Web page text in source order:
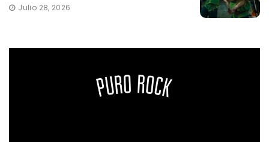
Julio 28, 2026